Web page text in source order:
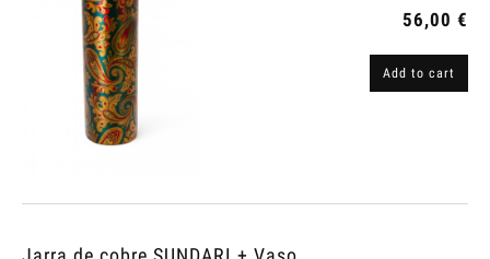
56,00 €
Add to cart